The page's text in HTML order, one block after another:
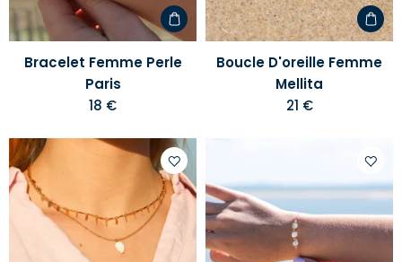
Bracelet Femme Perle
Paris
18 €
Boucle D'oreille Femme
Mellita
21 €
Ajouter
à
votre
liste
votre